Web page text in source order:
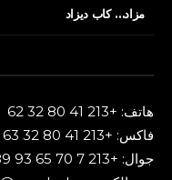
مزاد… كاب ديزاد
هاتف: +213 41 80 32 62
فاكس: +213 41 80 32 63
جوال: +213 7 70 65 93 89